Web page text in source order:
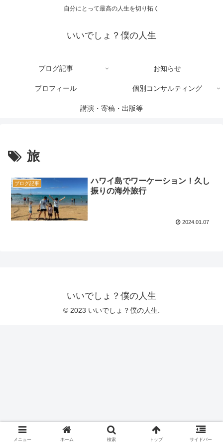
自分にとって最高の人生を切り拓く
いいでしょ？僕の人生
ブログ記事 お知らせ
プロフィール 個別コンサルティング
講演・寄稿・出版等
旅
ブログ記事
ハワイ島でワーケーション！久し
振りの海外旅行
2024.01.07
いいでしょ？僕の人生
© 2023 いいでしょ？僕の人生.
メニュー ホーム 検索 トップ サイドバー